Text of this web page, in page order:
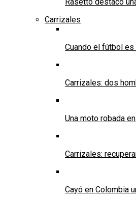
Rasetto destacó
Carrizales
Cuando el fútbol
Carrizales: dos
Una moto robada
Carrizales:
Cayó en Colombia